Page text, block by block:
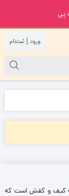
پی
|
کیف و کفش است که